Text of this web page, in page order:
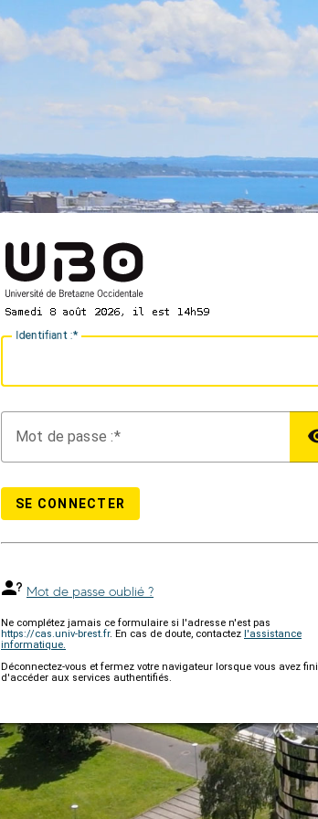
Identifiant :
Mot de passe :
SE CONNECTER
Mot de passe oublié ?
Ne complétez jamais ce formulaire si l'adresse n'est pas
https://cas.univ-brest.fr. En cas de doute, contactez l'assistance
informatique.
Déconnectez-vous et fermez votre navigateur lorsque vous avez fini
d'accéder aux services authentifiés.